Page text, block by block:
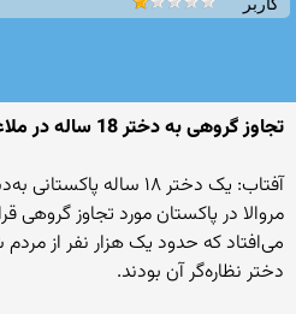
کاربر
تجاوز گروهی به دختر 18 ساله در ملاعام
آفتاب: یک دختر ۱۸ ساله
مروالا در پاکستان مورد تجاوز گروهی
می‌افتاد که حدود یک هزار نفر از
دختر نظاره‌گر آن بودند.